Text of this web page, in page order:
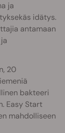
ja
idätys.
antamaan
20
bakteeri
Easy Start
mahdolliseen